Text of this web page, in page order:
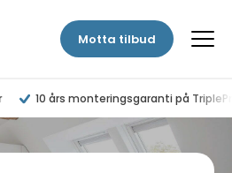
Motta tilbud
10 års monteringsgaranti på